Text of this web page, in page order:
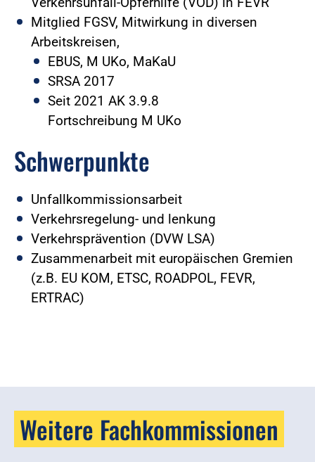
Mitglied FGSV, Mitwirkung in diversen
Arbeitskreisen,
EBUS, M UKo, MaKaU
SRSA 2017
Seit 2021 AK 3.9.8
Fortschreibung M UKo
Schwerpunkte
Unfallkommissionsarbeit
Verkehrsregelung- und lenkung
Verkehrsprävention (DVW LSA)
Zusammenarbeit mit europäischen Gremien
(z.B. EU KOM, ETSC, ROADPOL, FEVR,
ERTRAC)
Weitere Fachkommissionen